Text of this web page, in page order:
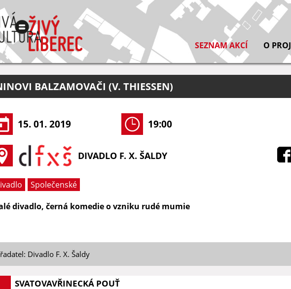
SEZNAM AKCÍ O
BALZAMOVAČI (V. THIESSEN)
15. 01. 2019 19:00
DIVADLO F. X. ŠALDY
Společenské
divadlo, černá komedie o vzniku rudé mumie
Divadlo F. X. Šaldy
SVATOVAVŘINECKÁ POUŤ